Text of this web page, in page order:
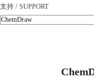
支持 / SUPPORT